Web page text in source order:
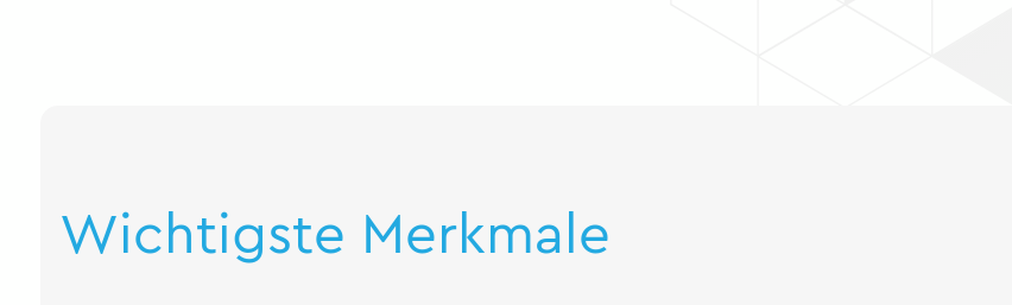
Wichtigste Merkmale